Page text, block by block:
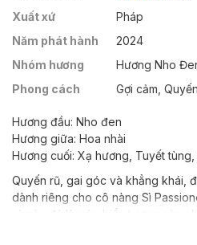
Xuất xứ
Pháp
Năm phát hành
2024
Nhóm hương
Hương Nho
Phong cách
Gợi cảm,
Hương đầu: Nho đen
Hương giữa: Hoa nhài
Hương cuối: Xạ hương, Tuyết
Quyến rũ, gai góc và khẳng khái,
dành riêng cho cô nàng Sì
ví màu đỏ là màu biểu tượng của
gợi cảm hoà làm một thì tôi cũng ít